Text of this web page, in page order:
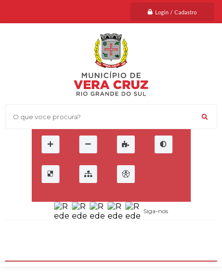
Login / Cadastro
O que voce procura?
Siga-nos